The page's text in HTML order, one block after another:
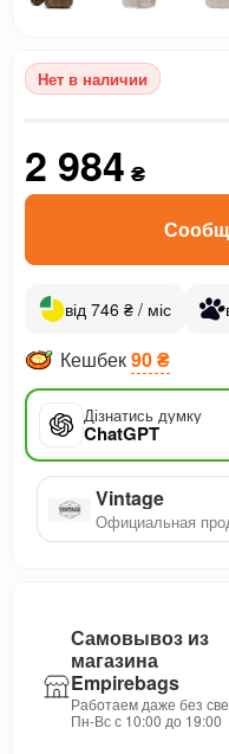
Нет в наличии
2 984 ₴
від 746 ₴ / міс
Кешбек90 ₴
Дізнатись думку
ChatGPT
Vintage
Официальная
Самовывоз из
магазина
Empirebags
Работаем даже без
Пн-Вс с 10:00 до 19:00